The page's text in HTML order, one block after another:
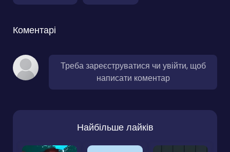
Коментарі
Треба зареєструватися чи увійти, щоб
написати коментар
Найбільше лайків